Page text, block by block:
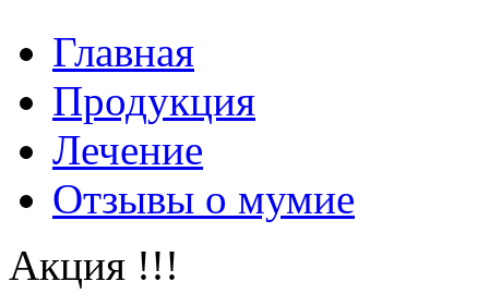
Главная
Продукция
Лечение
Отзывы о мумие
Акция !!!